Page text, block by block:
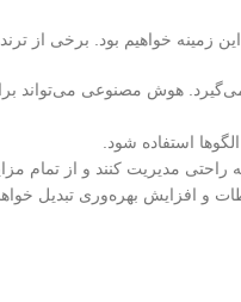
زمینه خواهیم بود. برخی از
می‌گیرد. هوش مصنوعی می‌تواند
استفاده شود.
راحتی مدیریت کنند و از تمام
و افزایش بهره‌وری تبدیل